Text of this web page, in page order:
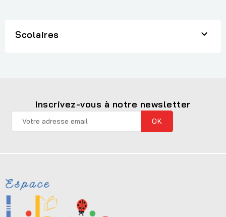
Scolaires 
Inscrivez-vous à notre newsletter